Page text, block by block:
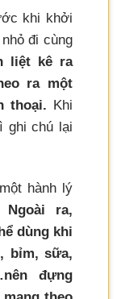
khi khởi
đi cùng
liệt kê ra
ra một
thoại. Khi
ghi chú lại
hành lý
Ngoài ra,
dùng khi
bỉm, sữa,
đựng